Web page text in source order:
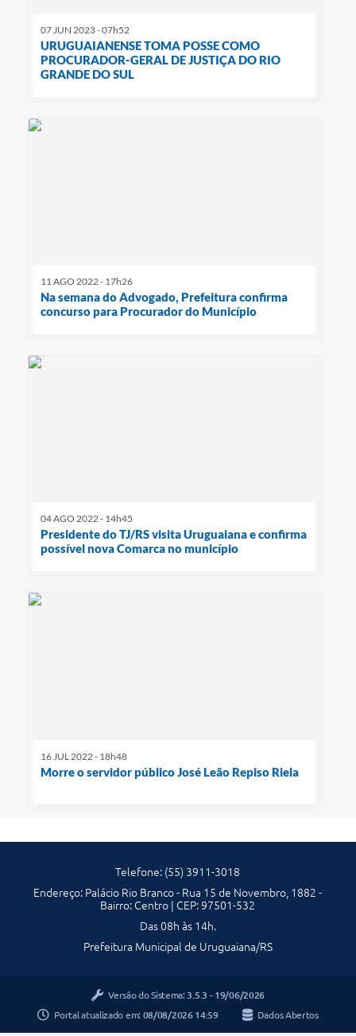
07 JUN 2023 - 07h52
URUGUAIANENSE TOMA POSSE COMO
PROCURADOR-GERAL DE JUSTIÇA DO RIO
GRANDE DO SUL
11 AGO 2022 - 17h26
Na semana do Advogado, Prefeitura confirma
concurso para Procurador do Município
04 AGO 2022 - 14h45
Presidente do TJ/RS visita Uruguaiana e confirma
possível nova Comarca no município
16 JUL 2022 - 18h48
Morre o servidor público José Leão Repiso Riela
Telefone: (55) 3911-3018
Endereço: Palácio Rio Branco - Rua 15 de Novembro, 1882 -
Bairro: Centro | CEP: 97501-532
Das 08h às 14h.
Prefeitura Municipal de Uruguaiana/RS
Versão do Sistema: 3.5.3 - 19/06/2026
Portal atualizado em: 08/08/2026 14:59 Dados Abertos